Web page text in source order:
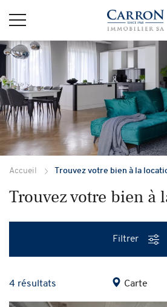
Accueil Trouvez votre bien à la
Trouvez votre bien à
Filtrer
4 résultats Carte